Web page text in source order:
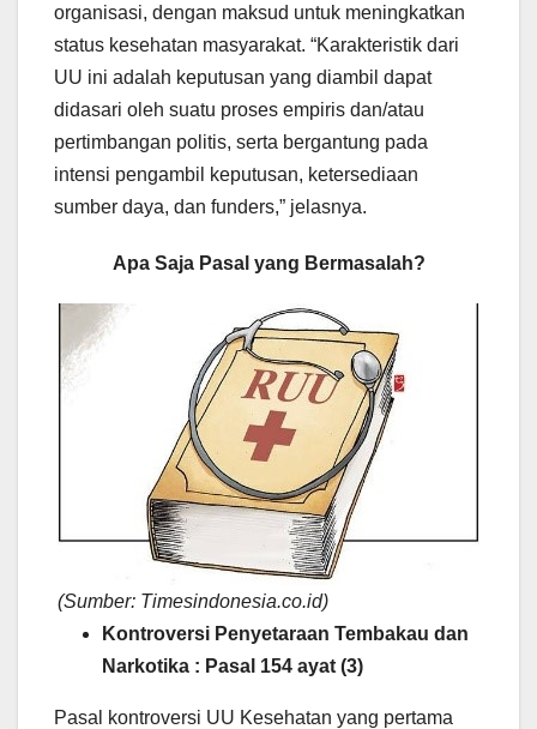
organisasi, dengan maksud untuk meningkatkan
status kesehatan masyarakat. “Karakteristik dari
UU ini adalah keputusan yang diambil dapat
didasari oleh suatu proses empiris dan/atau
pertimbangan politis, serta bergantung pada
intensi pengambil keputusan, ketersediaan
sumber daya, dan funders,” jelasnya.
Apa Saja Pasal yang Bermasalah?
(Sumber: Timesindonesia.co.id)
Kontroversi Penyetaraan Tembakau dan
Narkotika : Pasal 154 ayat (3)
Pasal kontroversi UU Kesehatan yang pertama